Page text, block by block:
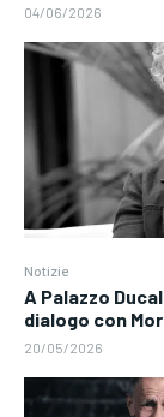
04/06/2026
Notizie
A Palazzo
dialogo con
20/05/2026